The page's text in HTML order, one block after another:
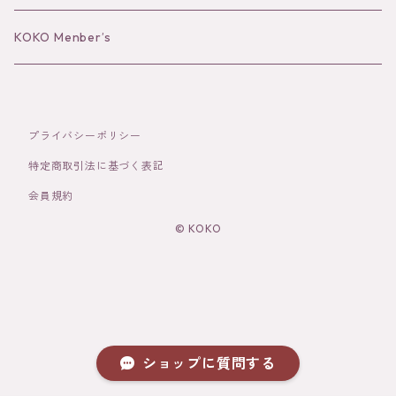
ショップに質問する
Bracelet／Bangle
Brooch
Hair Accessories
Hat
Socks
KOKO Menber’s
プライバシーポリシー
特定商取引法に基づく表記
会員規約
© KOKO